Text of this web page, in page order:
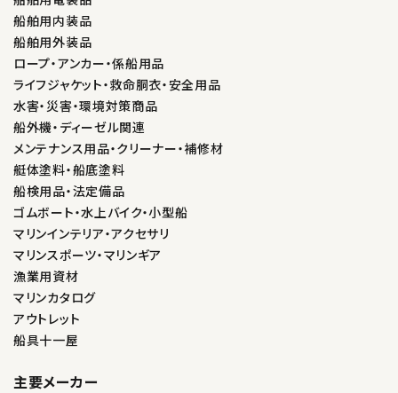
船舶用内装品
船舶用外装品
ロープ・アンカー・係船用品
ライフジャケット・救命胴衣・安全用品
水害・災害・環境対策商品
船外機・ディーゼル関連
メンテナンス用品・クリーナー・補修材
艇体塗料・船底塗料
船検用品・法定備品
ゴムボート・水上バイク・小型船
マリンインテリア・アクセサリ
マリンスポーツ・マリンギア
漁業用資材
マリンカタログ
アウトレット
船具十一屋
主要メーカー